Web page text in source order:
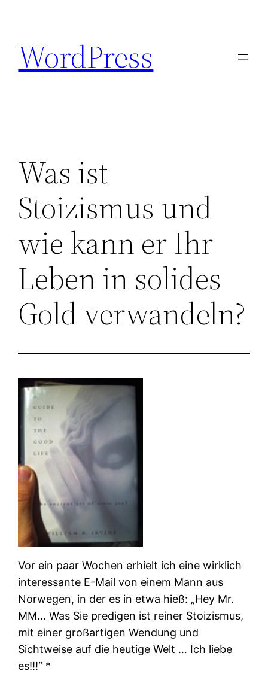
springen
WordPress
Was ist
Stoizismus und
wie kann er Ihr
Leben in solides
Gold verwandeln?
Vor ein paar Wochen erhielt ich eine wirklich
interessante E-Mail von einem Mann aus
Norwegen, in der es in etwa hieß: „Hey Mr.
MM… Was Sie predigen ist reiner Stoizismus,
mit einer großartigen Wendung und
Sichtweise auf die heutige Welt … Ich liebe
es!!!“ *